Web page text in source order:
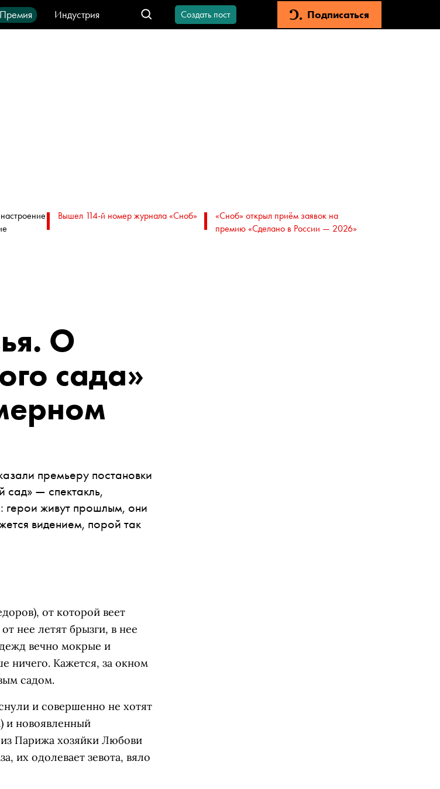
Премия
Индустрия
Создать пост Подписаться
Вышел 114-й номер журнала «Сноб»
«Сноб» открыл приём заявок на
премию «Сделано в России — 2026»
О
сада»
премьеру постановки
— спектакль,
герои живут прошлым, они
видением, порой так
от которой веет
нее летят брызги, в нее
вечно мокрые и
ничего. Кажется, за окном
садом.
и совершенно не хотят
и новоявленный
Парижа хозяйки Любови
их одолевает зевота, вяло